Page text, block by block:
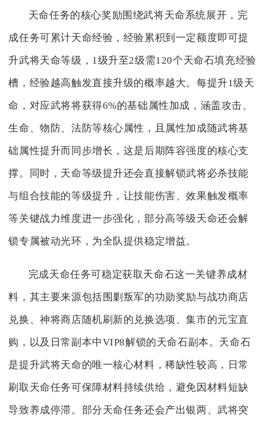
天命任务的核心奖励围绕武将天命系统展开，完
成任务可累计天命经验，经验累积到一定额度即可提
升武将天命等级，1级升至2级需120个天命石填充经验
槽，经验越高触发直接升级的概率越大。每提升1级天
命，对应武将将获得6%的基础属性加成，涵盖攻击、
生命、物防、法防等核心属性，且属性加成随武将基
础属性提升而同步增长，这是后期阵容强度的核心支
撑。同时，天命等级提升还会直接解锁武将必杀技能
与组合技能的等级提升，让技能伤害、效果触发概率
等关键战力维度进一步强化，部分高等级天命还会解
锁专属被动光环，为全队提供稳定增益。
完成天命任务可稳定获取天命石这一关键养成材
料，其主要来源包括围剿叛军的功勋奖励与战功商店
兑换、神将商店随机刷新的兑换选项、集市的元宝直
购，以及日常副本中VIP8解锁的天命石副本。天命石
是提升武将天命的唯一核心材料，稀缺性较高，日常
刷取天命任务可保障材料持续供给，避免因材料短缺
导致养成停滞。部分天命任务还会产出银两、武将突